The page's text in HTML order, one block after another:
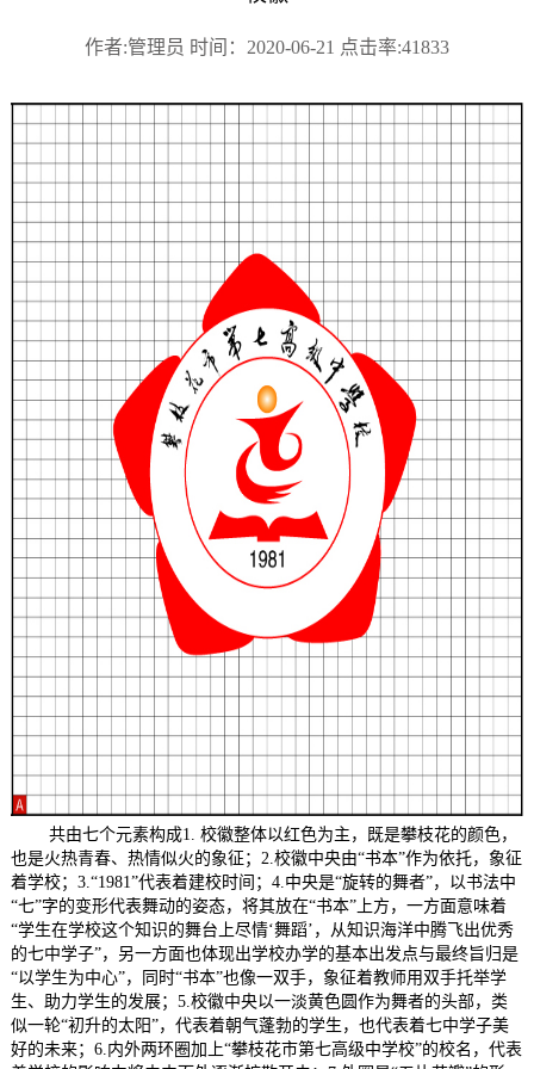
作者:管理员 时间：2020-06-21 点击率:41833
共由七个元素构成1. 校徽整体以红色为主，既是攀枝花的颜色，
也是火热青春、热情似火的象征；2.校徽中央由“书本”作为依托，象征
着学校； 3.“1981”代表着建校时间；4.中央是“旋转的舞者”，以书法中
“七”字的变形代表舞动的姿态，将其放在“书本”上方，一方面意味着
“学生在学校这个知识的舞台上尽情‘舞蹈’，从知识海洋中腾飞出优秀
的七中学子”，另一方面也体现出学校办学的基本出发点与最终旨归是
“以学生为中心”，同时“书本”也像一双手，象征着教师用双手托举学
生、助力学生的发展； 5.校徽中央以一淡黄色圆作为舞者的头部，类
似一轮“初升的太阳”，代表着朝气蓬勃的学生，也代表着七中学子美
好的未来； 6.内外两环圈加上“攀枝花市第七高级中学校”的校名，代表